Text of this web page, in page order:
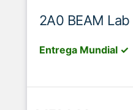
2A0 BEAM
Entrega Mundial ✓